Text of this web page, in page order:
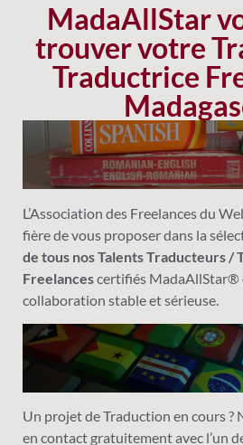
MadaAllStar
trouver votre
Traductrice
L’Association des Freelances du
fière de vous proposer dans la
de tous nos Talents Traducteurs /
Freelancescertifiés MadaAllStar®
collaboration stable et sérieuse.
Un projet de Traduction en cours ?
en contact gratuitement avec l’un